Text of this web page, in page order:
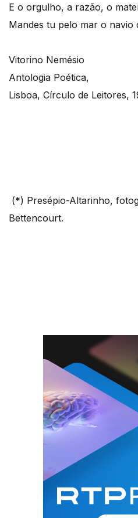
E o orgulho, a razão, o
Mandes tu pelo mar o navio
Vitorino Nemésio
Antologia Poética,
Lisboa, Círculo de Leitores,
(*) Presépio-Altarinho,
Bettencourt.